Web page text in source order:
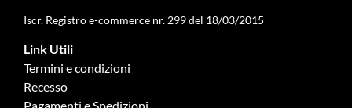
Iscr. Registro e-commerce nr. 299 del 18/03/2015
Link Utili
Termini e condizioni
Recesso
Pagamenti e Spedizioni